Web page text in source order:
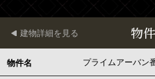
物
建物詳細を見る
物件名 プライムアーバン